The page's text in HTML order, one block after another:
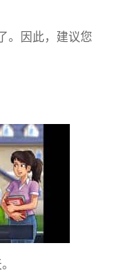
。因此，建议您